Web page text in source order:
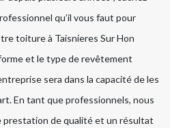
qu’il vous faut pour
toiture à Taisnieres Sur Hon
et le type de revêtement
sera dans la capacité de les
En tant que professionnels, nous
prestation de qualité et un résultat